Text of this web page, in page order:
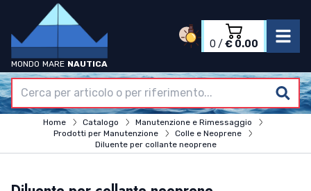
MONDO MARE NAUTICA
0 / € 0.00
Accedi
Home
Azienda
Catalogo
Home Catalogo
Manutenzione e Rimessaggio
Prodotti per Manutenzione
Colle e Neoprene
Diluente per collante neoprene